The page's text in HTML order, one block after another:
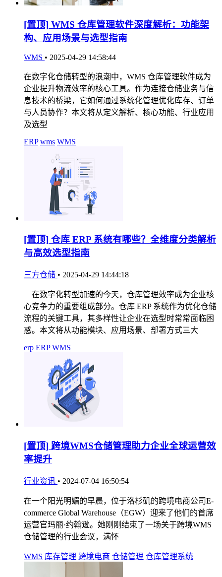
[置顶] WMS 仓库管理软件深度解析：功能架
构、应用场景与选型指南
WMS • 2025-04-29 14:58:44
在数字化仓储转型的浪潮中，WMS 仓库管理软件成为
企业提升物流效率的核心工具。作为连接仓储业务与信
息技术的桥梁，它如何通过系统化管理优化库存、订单
与人员协作？本文将从定义解析、核心功能、行业应用
及选型
ERP wms WMS
[置顶] 仓库 ERP 系统有哪些？全维度分类解析
与高效选型指南
三方仓储 • 2025-04-29 14:44:18
在数字化转型加速的今天，仓库管理效率成为企业核
心竞争力的重要组成部分。仓库 ERP 系统作为优化仓储
流程的关键工具，其多样性让企业在选型时常常面临困
惑。本文将从功能模块、应用场景、部署方式三大
erp ERP WMS
[置顶] 跨境WMS仓储管理助力企业全球运营效
率提升
行业资讯 • 2024-07-04 16:50:54
在一个阳光明媚的早晨，位于洛杉矶的跨境电商公司E-
commerce Global Warehouse（EGW）迎来了他们的首席
运营官玛丽·约翰逊。她刚刚结束了一场关于跨境WMS
仓储管理的行业会议，满怀
WMS 库存管理 跨境电商 仓储管理 仓库管理系统